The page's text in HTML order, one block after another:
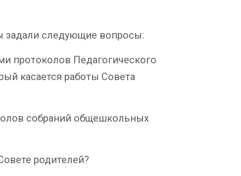
задали следующие вопросы:
протоколов Педагогического
касается работы Совета
собраний общешкольных
родителей?